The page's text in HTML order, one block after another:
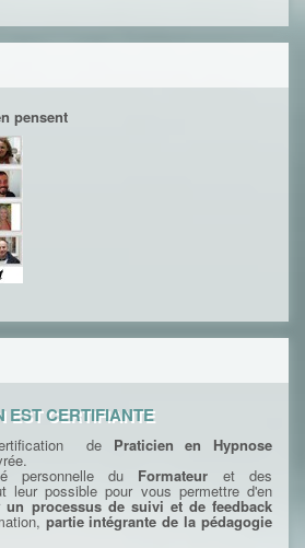
pensent
EST CERTIFIANTE
de Praticien en Hypnose
personnelle du Formateur et des
leur possible pour vous permettre d'en
un processus de suivi et de feedback
partie intégrante de la pédagogie